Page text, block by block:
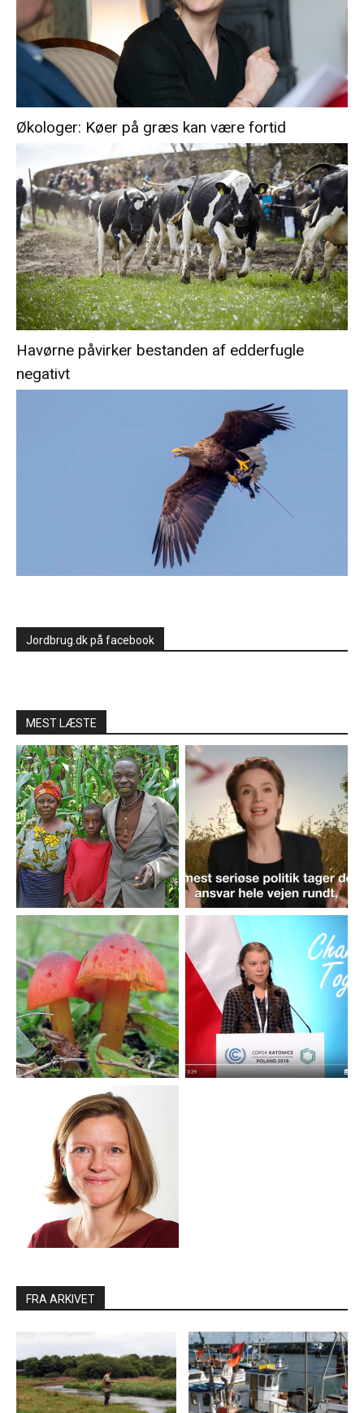
Økologer: Køer på græs kan være fortid
Havørne påvirker bestanden af edderfugle
negativt
Jordbrug.dk på facebook
MEST LÆSTE
FRA ARKIVET